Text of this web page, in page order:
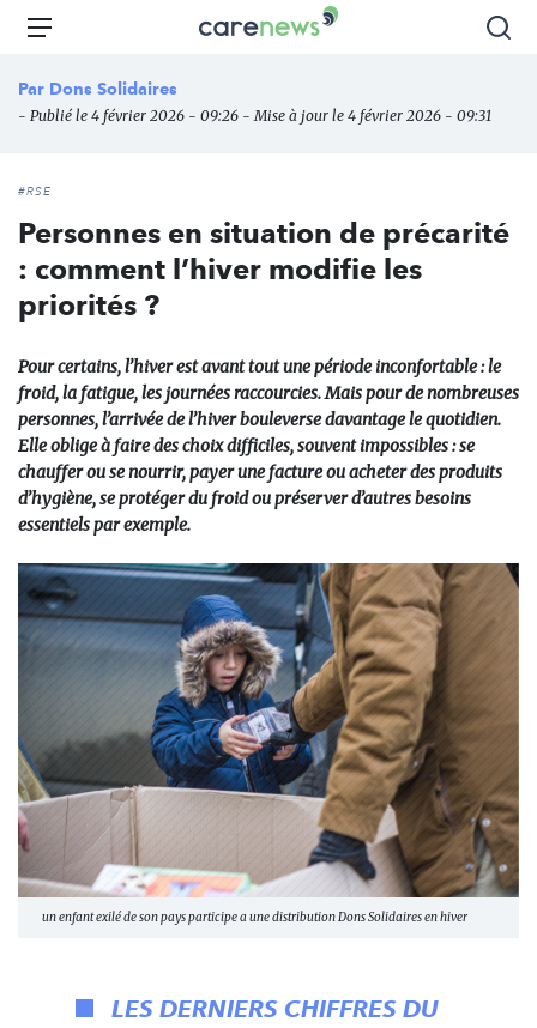
Aller
principal
Carenews,
des
Menu
Par Dons Solidaires
- Publié le 4 février 2026 - 09:26 - Mise à jour le 4 février 2026 - 09:31
#RSE
Personnes en situation de précarité
: comment l’hiver modifie les
priorités ?
Pour certains, l’hiver est avant tout une période inconfortable : le
froid, la fatigue, les journées raccourcies. Mais pour de nombreuses
personnes, l’arrivée de l’hiver bouleverse davantage le quotidien.
Elle oblige à faire des choix difficiles, souvent impossibles : se
chauffer ou se nourrir, payer une facture ou acheter des produits
d’hygiène, se protéger du froid ou préserver d’autres besoins
essentiels par exemple.
un enfant exilé de son pays participe a une distribution Dons Solidaires en hiver
LES DERNIERS CHIFFRES DU